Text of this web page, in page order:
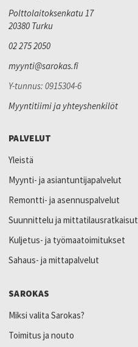
Polttolaitoksenkatu 17
20380 Turku
02 275 2050
myynti@sarokas.fi
Y-tunnus: 0915304-6
Myyntitiimi ja yhteyshenkilöt
PALVELUT
Yleistä
Myynti- ja asiantuntijapalvelut
Remontti- ja asennuspalvelut
Suunnittelu ja mittatilausratkaisut
Kuljetus- ja työmaatoimitukset
Sahaus- ja mittapalvelut
SAROKAS
Miksi valita Sarokas?
Toimitus ja nouto